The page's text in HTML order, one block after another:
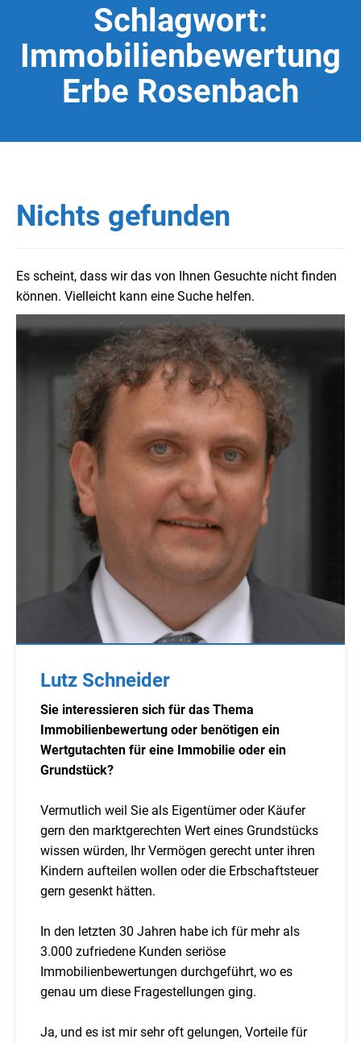
Schlagwort:
Immobilienbewertung
Erbe Rosenbach
Nichts gefunden
Es scheint, dass wir das von Ihnen Gesuchte nicht finden
können. Vielleicht kann eine Suche helfen.
Lutz Schneider
Sie interessieren sich für das Thema
Immobilienbewertung oder benötigen ein
Wertgutachten für eine Immobilie oder ein
Grundstück?
Vermutlich weil Sie als Eigentümer oder Käufer
gern den marktgerechten Wert eines Grundstücks
wissen würden, Ihr Vermögen gerecht unter ihren
Kindern aufteilen wollen oder die Erbschaftsteuer
gern gesenkt hätten.
In den letzten 30 Jahren habe ich für mehr als
3.000 zufriedene Kunden seriöse
Immobilienbewertungen durchgeführt, wo es
genau um diese Fragestellungen ging.
Ja, und es ist mir sehr oft gelungen, Vorteile für